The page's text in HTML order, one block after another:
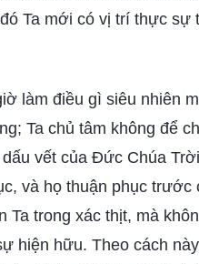
Ta mới có vị trí thực sự
làm điều gì siêu nhiên
Ta chủ tâm không để
vết của Đức Chúa
và họ thuận phục trước
trong xác thịt, mà
hiện hữu. Theo cách